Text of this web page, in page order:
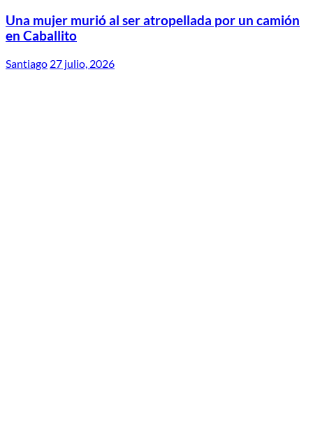
Una mujer murió al ser atropellada por un camión
en Caballito
Santiago 27 julio, 2026